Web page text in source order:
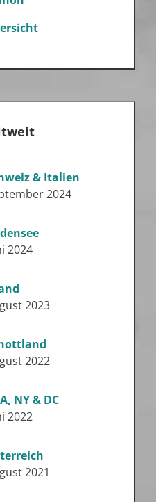
& Italien
2024
2024
2023
2022
NY & DC
2022
2021